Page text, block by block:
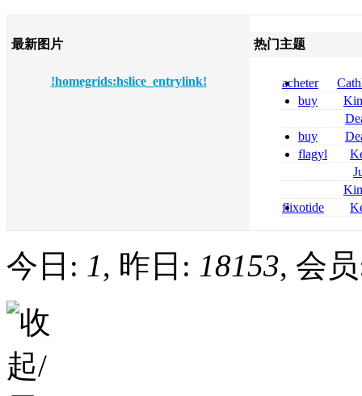
最新图片
!homegrids:hslice_entrylink!
热门主题
acheter
dapsone site
buy
zolpidem usa
tizanidine
sans
buy
pregabalin
pregabalin
flagyl
online
roxithromycin
sécurité
nolvadex
flixotide
今日: 1, 昨日: 18153, 会